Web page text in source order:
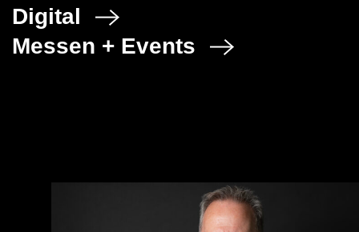
Digital
Messen + Events